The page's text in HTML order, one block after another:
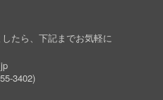
たら、下記までお気軽に
3402)